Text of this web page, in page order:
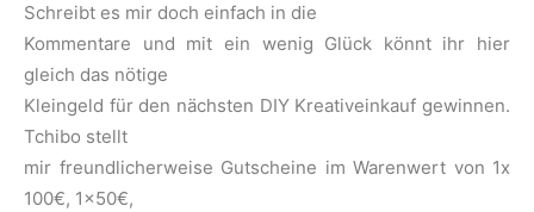
Schreibt es mir doch einfach in die
Kommentare und mit ein wenig Glück könnt ihr hier
gleich das nötige
Kleingeld für den nächsten DIY Kreativeinkauf gewinnen.
Tchibo stellt
mir freundlicherweise Gutscheine im Warenwert von 1x
100€, 1×50€,